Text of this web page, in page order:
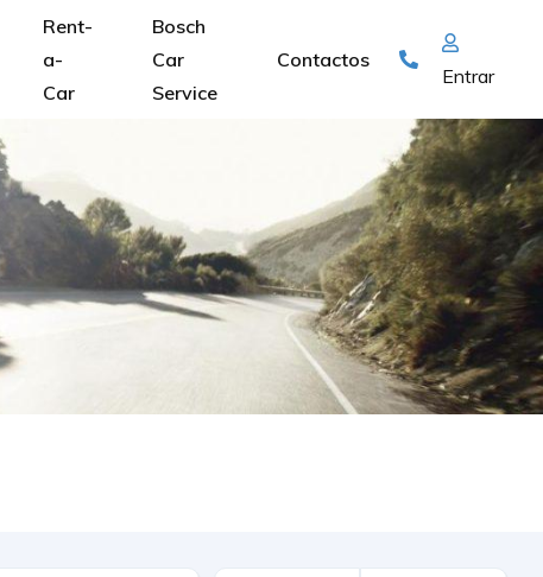
Rent-
a-
Car
Bosch
Car
Service
Contactos
Entrar